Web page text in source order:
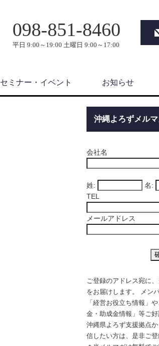
098-851-8460
平日 9:00～19:00 土曜日 9:00～17:00
セミナー・イベント お知らせ
沖縄よろずメル
会社名
姓:
名:
TEL
メールアドレス
ご登録のアドレス宛に
をお届けします。 メン
「経営お役立ち情報」
金・助成金情報」等ご好
沖縄県よろず支援拠点
信したい方は、是非ご登